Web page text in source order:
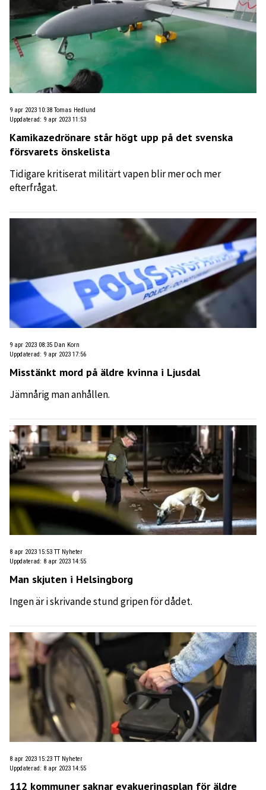
9 apr 2023 10:38 Tomas Hedlund
Uppdaterad: 9 apr 2023 11:53
Kamikazedrönare står högt upp på det svenska
försvarets önskelista
Tidigare kritiserat militärt vapen blir mer och mer
efterfrågat.
9 apr 2023 08:35 Dan Korn
Uppdaterad: 9 apr 2023 17:56
Misstänkt mord på äldre kvinna i Ljusdal
Jämnårig man anhållen.
8 apr 2023 15:53 TT Nyheter
Uppdaterad: 8 apr 2023 14:55
Man skjuten i Helsingborg
Ingen är i skrivande stund gripen för dådet.
8 apr 2023 15:23 TT Nyheter
Uppdaterad: 8 apr 2023 14:55
112 kommuner saknar evakueringsplan för äldre